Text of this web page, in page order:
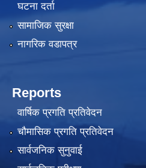
घटना दर्ता
सामाजिक सुरक्षा
नागरिक वडापत्र
Reports
वार्षिक प्रगति प्रतिवेदन
चौमासिक प्रगति प्रतिवेदन
सार्वजनिक सुनुवाई